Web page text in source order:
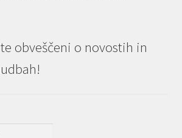
obveščeni o novostih in